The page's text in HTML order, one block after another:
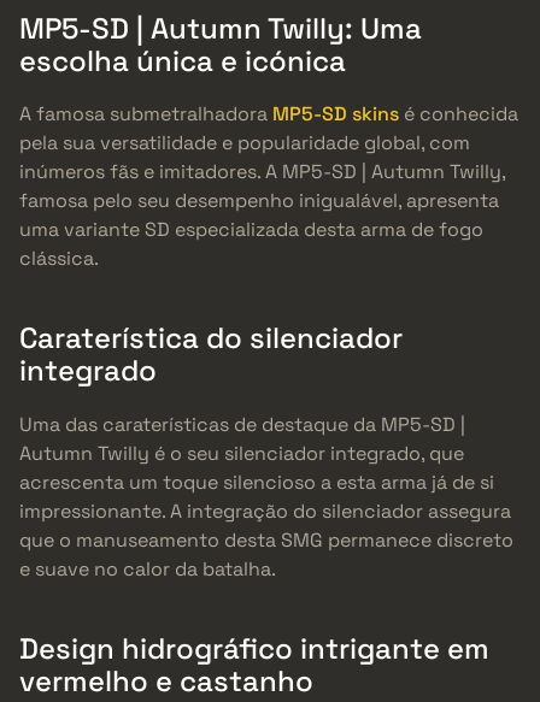
MP5-SD | Autumn Twilly: Uma
escolha única e icónica
A famosa submetralhadora MP5-SD skins é conhecida
pela sua versatilidade e popularidade global, com
inúmeros fãs e imitadores. A MP5-SD | Autumn Twilly,
famosa pelo seu desempenho inigualável, apresenta
uma variante SD especializada desta arma de fogo
clássica.
Caraterística do silenciador
integrado
Uma das caraterísticas de destaque da MP5-SD |
Autumn Twilly é o seu silenciador integrado, que
acrescenta um toque silencioso a esta arma já de si
impressionante. A integração do silenciador assegura
que o manuseamento desta SMG permanece discreto
e suave no calor da batalha.
Design hidrográfico intrigante em
vermelho e castanho